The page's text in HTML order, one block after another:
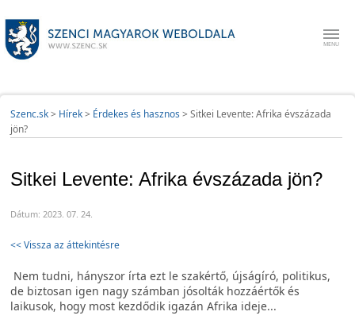
Szenc.sk> Hírek> Érdekes és hasznos > Sitkei Levente: Afrika évszázada
jön?
Sitkei Levente: Afrika évszázada jön?
Dátum: 2023. 07. 24.
<< Vissza az áttekintésre
Nem tudni, hányszor írta ezt le szakértő, újságíró, politikus,
de biztosan igen nagy számban jósolták hozzáértők és
laikusok, hogy most kezdődik igazán Afrika ideje...